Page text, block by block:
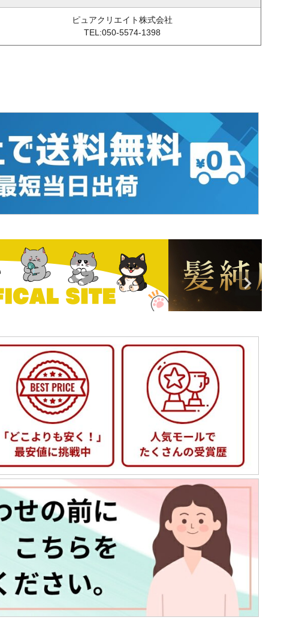
ピュアクリエイト株式会社
TEL:050-5574-1398